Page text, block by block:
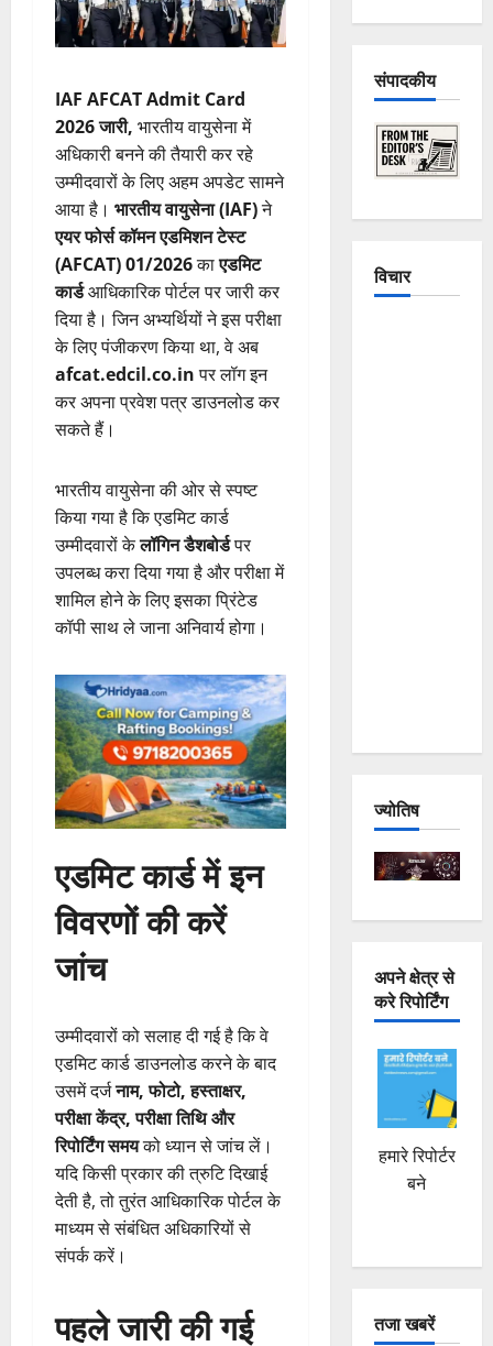
IAF AFCAT Admit Card
2026 जारी, भारतीय वायुसेना में
अधिकारी बनने की तैयारी कर रहे
उम्मीदवारों के लिए अहम अपडेट सामने
आया है। भारतीय वायुसेना (IAF)ने
एयर फोर्स कॉमन एडमिशन टेस्ट
(AFCAT) 01/2026काएडमिट
कार्डआधिकारिक पोर्टल पर जारी कर
दिया है। जिन अभ्यर्थियों ने इस परीक्षा
के लिए पंजीकरण किया था, वे अब
afcat.edcil.co.inपर लॉग इन
कर अपना प्रवेश पत्र डाउनलोड कर
सकते हैं।
भारतीय वायुसेना की ओर से स्पष्ट
किया गया है कि एडमिट कार्ड
उम्मीदवारों केलॉगिन डैशबोर्डपर
उपलब्ध करा दिया गया है और परीक्षा में
शामिल होने के लिए इसका प्रिंटेड
कॉपी साथ ले जाना अनिवार्य होगा।
एडमिट कार्ड में इन
विवरणों की करें
जांच
उम्मीदवारों को सलाह दी गई है कि वे
एडमिट कार्ड डाउनलोड करने के बाद
उसमें दर्जनाम, फोटो, हस्ताक्षर,
परीक्षा केंद्र, परीक्षा तिथि और
रिपोर्टिंग समयको ध्यान से जांच लें।
यदि किसी प्रकार की त्रुटि दिखाई
देती है, तो तुरंत आधिकारिक पोर्टल के
माध्यम से संबंधित अधिकारियों से
संपर्क करें।
पहले जारी की गई
संपादकीय
विचार
ज्योतिष
अपने क्षेत्र से
करे रिपोर्टिंग
हमारे रिपोर्टर
बने
तजा खबरें